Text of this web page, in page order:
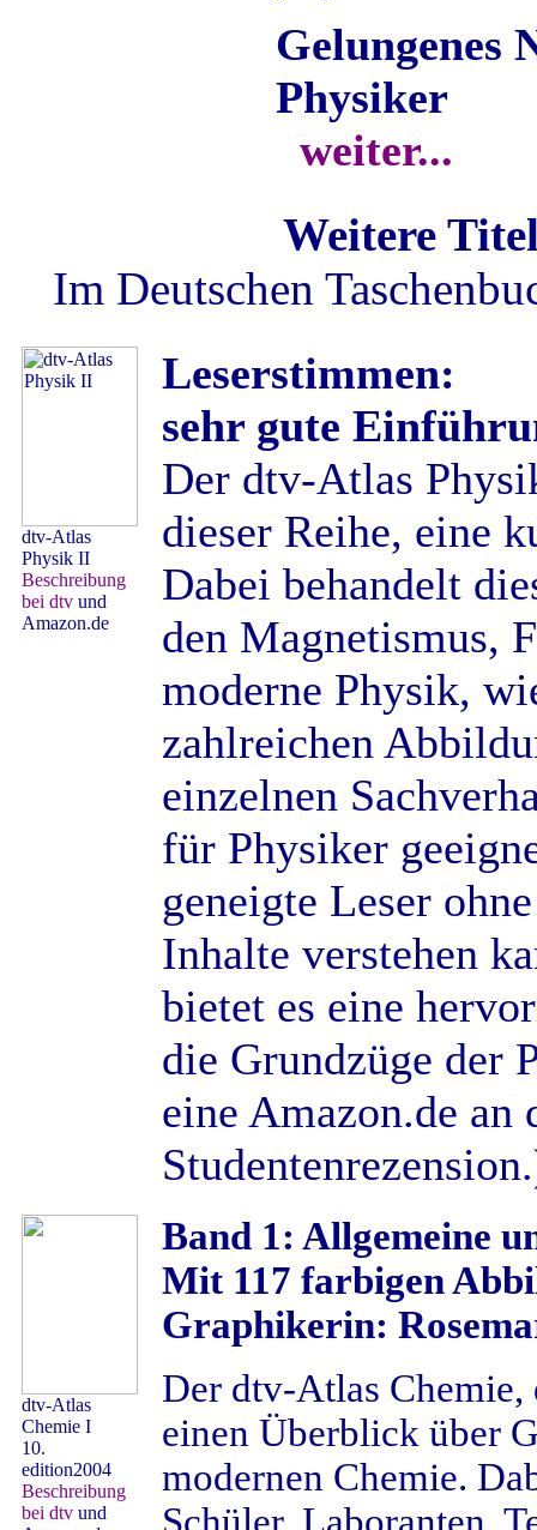
Gelungenes
Physiker
weiter...
Weitere
Im Deutschen
dtv-Atlas
Physik II
Beschreibung
bei dtv und
Amazon.de
Leserstimmen:
sehr gute
Der dtv-Atlas
dieser Reihe, eine
Dabei behandelt
den Magnetismus,
moderne Physik,
zahlreichen
einzelnen
für Physiker
geneigte Leser
Inhalte verstehen
bietet es eine
die Grundzüge der
eine Amazon.de an
dtv-Atlas
Chemie I
10.
edition2004
Beschreibung
bei dtv und
Band 1: Allgemeine
Mit 117 farbigen
Graphikerin:
Der dtv-Atlas
einen Überblick über
modernen Chemie.